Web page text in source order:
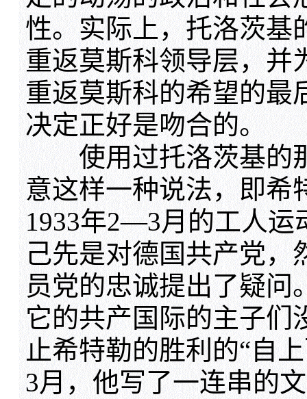
性。实际上，托洛茨基
重返莫斯科领导层，并
重返莫斯科的希望的最
决定正好是吻合的。
使用过托洛茨基的
意这样一种说法，即希
1933年2—3月的工人运
己先是对德国共产党，
员党的忠诚提出了疑问
它的共产国际的主子们
止希特勒的胜利的“自
3月，他写了一连串的